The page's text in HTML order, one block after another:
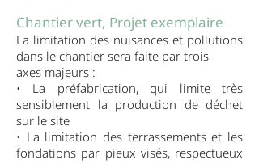
Chantier vert, Projet exemplaire
La limitation des nuisances et pollutions
dans le chantier sera faite par trois
axes majeurs :
• La préfabrication, qui limite très
sensiblement la production de déchet
sur le site
• La limitation des terrassements et les
fondations par pieux visés, respectueux